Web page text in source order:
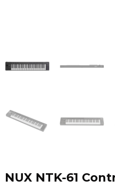
NUX NTK-61